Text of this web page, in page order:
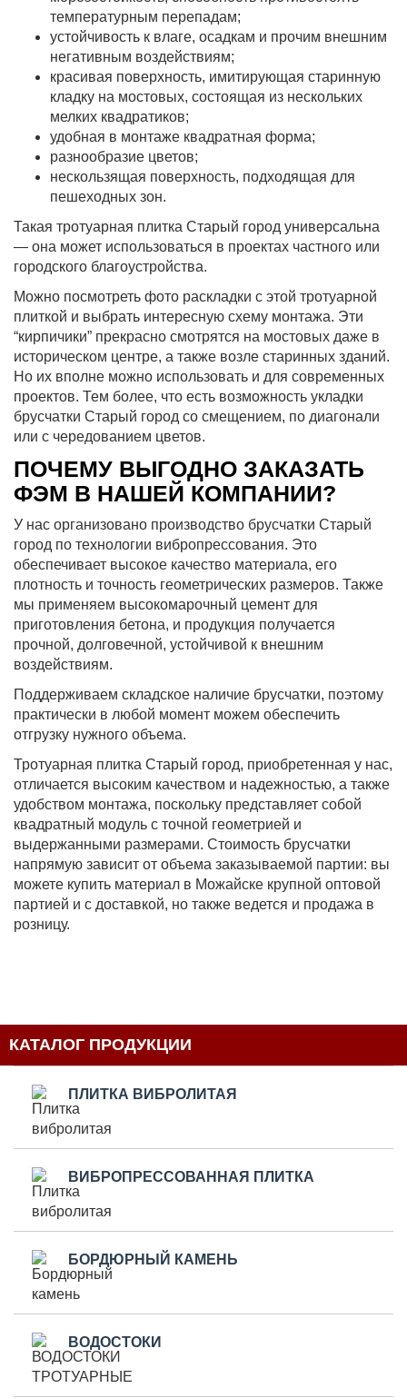
температурным перепадам;
устойчивость к влаге, осадкам и прочим внешним
негативным воздействиям;
красивая поверхность, имитирующая старинную
кладку на мостовых, состоящая из нескольких
мелких квадратиков;
удобная в монтаже квадратная форма;
разнообразие цветов;
нескользящая поверхность, подходящая для
пешеходных зон.
Такая тротуарная плитка Старый город универсальна
— она может использоваться в проектах частного или
городского благоустройства.
Можно посмотреть фото раскладки с этой тротуарной
плиткой и выбрать интересную схему монтажа. Эти
“кирпичики” прекрасно смотрятся на мостовых даже в
историческом центре, а также возле старинных зданий.
Но их вполне можно использовать и для современных
проектов. Тем более, что есть возможность укладки
брусчатки Старый город со смещением, по диагонали
или с чередованием цветов.
ПОЧЕМУ ВЫГОДНО ЗАКАЗАТЬ
ФЭМ В НАШЕЙ КОМПАНИИ?
У нас организовано производство брусчатки Старый
город по технологии вибропрессования. Это
обеспечивает высокое качество материала, его
плотность и точность геометрических размеров. Также
мы применяем высокомарочный цемент для
приготовления бетона, и продукция получается
прочной, долговечной, устойчивой к внешним
воздействиям.
Поддерживаем складское наличие брусчатки, поэтому
практически в любой момент можем обеспечить
отгрузку нужного объема.
Тротуарная плитка Старый город, приобретенная у нас,
отличается высоким качеством и надежностью, а также
удобством монтажа, поскольку представляет собой
квадратный модуль с точной геометрией и
выдержанными размерами. Стоимость брусчатки
напрямую зависит от объема заказываемой партии: вы
можете купить материал в Можайске крупной оптовой
партией и с доставкой, но также ведется и продажа в
розницу.
КАТАЛОГ ПРОДУКЦИИ
ПЛИТКА ВИБРОЛИТАЯ
ВИБРОПРЕССОВАННАЯ ПЛИТКА
БОРДЮРНЫЙ КАМЕНЬ
ВОДОСТОКИ